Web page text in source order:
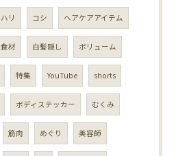
ハリ コシ ヘアケアアイテム
食材 白髪隠し ボリューム
特集 YouTube shorts
ボディステッカー むくみ
筋肉 めぐり 美容師